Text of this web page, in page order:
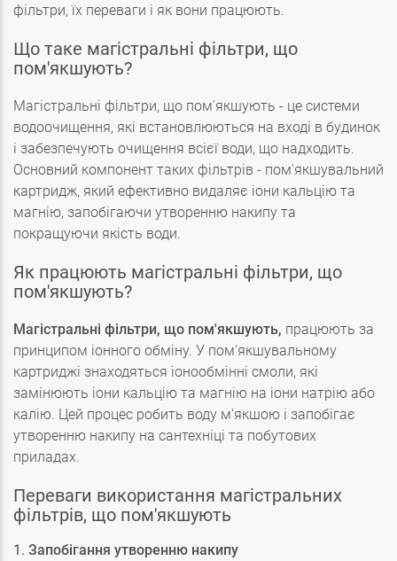
фільтри, їх переваги і як вони працюють.
Що таке магістральні фільтри, що
пом'якшують?
Магістральні фільтри, що пом'якшують - це системи
водоочищення, які встановлюються на вході в будинок
і забезпечують очищення всієї води, що надходить.
Основний компонент таких фільтрів - пом'якшувальний
картридж, який ефективно видаляє іони кальцію та
магнію, запобігаючи утворенню накипу та
покращуючи якість води.
Як працюють магістральні фільтри, що
пом'якшують?
Магістральні фільтри, що пом'якшують, працюють за
принципом іонного обміну. У пом'якшувальному
картриджі знаходяться іонообмінні смоли, які
замінюють іони кальцію та магнію на іони натрію або
калію. Цей процес робить воду м'якшою і запобігає
утворенню накипу на сантехніці та побутових
приладах.
Переваги використання магістральних
фільтрів, що пом'якшують
1. Запобігання утворенню накипу